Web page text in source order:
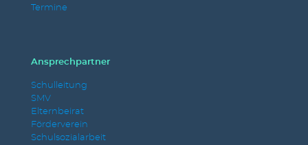
Termine
Ansprechpartner
Schulleitung
SMV
Elternbeirat
Förderverein
Schulsozialarbeit